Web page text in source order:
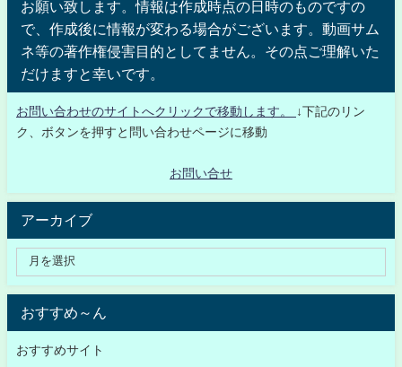
お願い致します。情報は作成時点の日時のものですの
で、作成後に情報が変わる場合がございます。動画サム
ネ等の著作権侵害目的としてません。その点ご理解いた
だけますと幸いです。
お問い合わせのサイトへクリックで移動します。
↓下記のリン
ク、ボタンを押すと問い合わせページに移動
お問い合せ
アーカイブ
おすすめ～ん
おすすめサイト